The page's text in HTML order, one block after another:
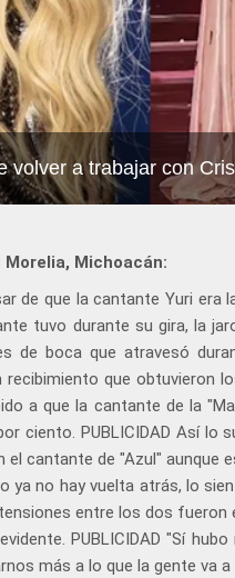
volver a trabajar con
Michoacán:
de que la cantante Yuri
tuvo durante su gira, la
de boca que atravesó
recibimiento que obtuvieron
a que la cantante de la
ciento. PUBLICIDAD Así lo
cantante de "Azul" aunque
no hay vuelta atrás, lo
entre los dos
PUBLICIDAD "Sí
más a lo que la gente va